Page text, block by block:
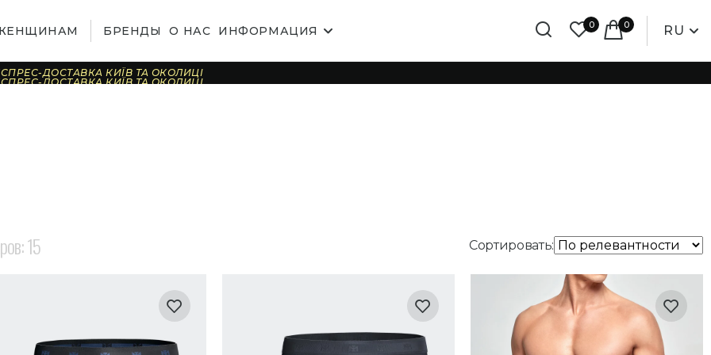
БРЕНДЫ О НАС ИНФОРМАЦИЯ 0 0 RU
ДОСТАВКА КИЇВ ТА ОКОЛИЦІ
ДОСТАВКА КИЇВ ТА ОКОЛИЦІ
15 Сортировать: